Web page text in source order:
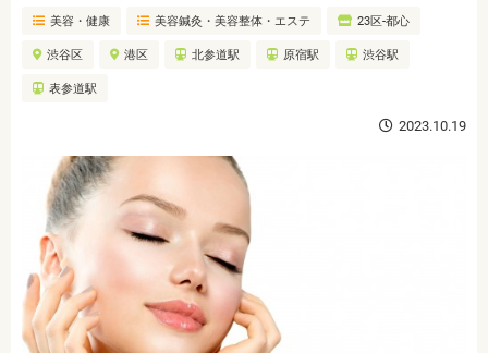
美容・健康
生活
美容・健康 美容鍼灸・美容整体・エステ 23区-都心
渋谷区 港区 北参道駅 原宿駅 渋谷駅
表参道駅
2023.10.19